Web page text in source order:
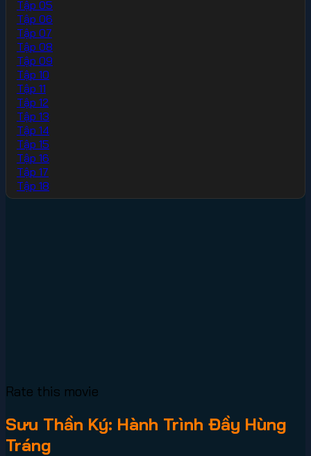
Tập 05
Tập 06
Tập 07
Tập 08
Tập 09
Tập 10
Tập 11
Tập 12
Tập 13
Tập 14
Tập 15
Tập 16
Tập 17
Tập 18
Rate this movie
Sưu Thần Ký: Hành Trình Đầy Hùng
Tráng